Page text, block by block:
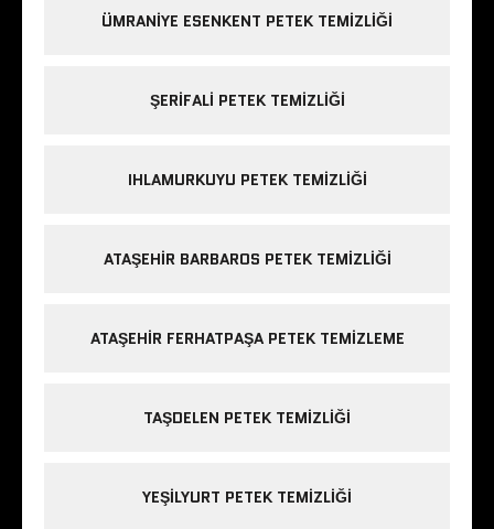
ÜMRANIYE ESENKENT PETEK TEMIZLIĞI
ŞERIFALI PETEK TEMIZLIĞI
IHLAMURKUYU PETEK TEMIZLIĞI
ATAŞEHIR BARBAROS PETEK TEMIZLIĞI
ATAŞEHIR FERHATPAŞA PETEK TEMIZLEME
TAŞDELEN PETEK TEMIZLIĞI
YEŞILYURT PETEK TEMIZLIĞI